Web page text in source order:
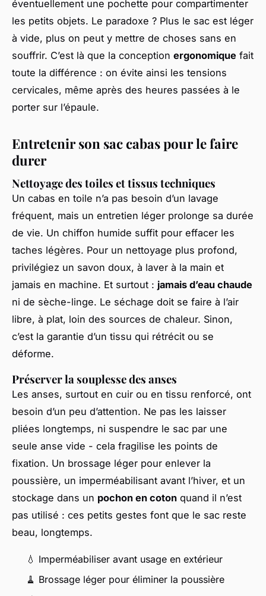
éventuellement une pochette pour compartimenter
les petits objets. Le paradoxe ? Plus le sac est léger
à vide, plus on peut y mettre de choses sans en
souffrir. C’est là que la conception ergonomique fait
toute la différence : on évite ainsi les tensions
cervicales, même après des heures passées à le
porter sur l’épaule.
Entretenir son sac cabas pour le faire
durer
Nettoyage des toiles et tissus techniques
Un cabas en toile n’a pas besoin d’un lavage
fréquent, mais un entretien léger prolonge sa durée
de vie. Un chiffon humide suffit pour effacer les
taches légères. Pour un nettoyage plus profond,
privilégiez un savon doux, à laver à la main et
jamais en machine. Et surtout : jamais d’eau chaude
ni de sèche-linge. Le séchage doit se faire à l’air
libre, à plat, loin des sources de chaleur. Sinon,
c’est la garantie d’un tissu qui rétrécit ou se
déforme.
Préserver la souplesse des anses
Les anses, surtout en cuir ou en tissu renforcé, ont
besoin d’un peu d’attention. Ne pas les laisser
pliées longtemps, ni suspendre le sac par une
seule anse vide - cela fragilise les points de
fixation. Un brossage léger pour enlever la
poussière, un imperméabilisant avant l’hiver, et un
stockage dans un pochon en coton quand il n’est
pas utilisé : ces petits gestes font que le sac reste
beau, longtemps.
💧 Imperméabiliser avant usage en extérieur
🧹 Brossage léger pour éliminer la poussière